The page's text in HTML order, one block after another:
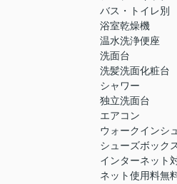
バス・トイレ別
浴室乾燥機
温水洗浄便座
洗面台
洗髪洗面化粧台
シャワー
独立洗面台
エアコン
ウォークインシ
シューズボック
インターネット
ネット使用料無